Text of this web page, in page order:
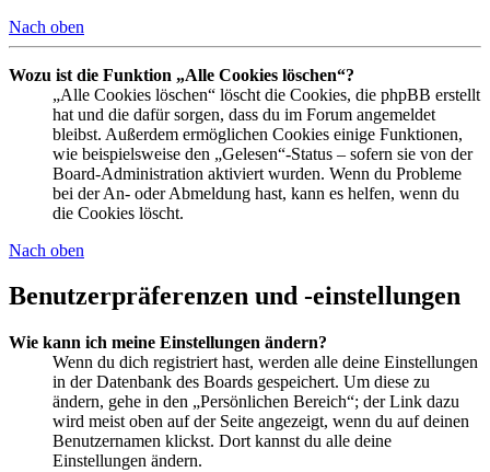
Nach oben
Wozu ist die Funktion „Alle Cookies löschen“?
„Alle Cookies löschen“ löscht die Cookies, die phpBB erstellt
hat und die dafür sorgen, dass du im Forum angemeldet
bleibst. Außerdem ermöglichen Cookies einige Funktionen,
wie beispielsweise den „Gelesen“-Status – sofern sie von der
Board-Administration aktiviert wurden. Wenn du Probleme
bei der An- oder Abmeldung hast, kann es helfen, wenn du
die Cookies löscht.
Nach oben
Benutzerpräferenzen und -einstellungen
Wie kann ich meine Einstellungen ändern?
Wenn du dich registriert hast, werden alle deine Einstellungen
in der Datenbank des Boards gespeichert. Um diese zu
ändern, gehe in den „Persönlichen Bereich“; der Link dazu
wird meist oben auf der Seite angezeigt, wenn du auf deinen
Benutzernamen klickst. Dort kannst du alle deine
Einstellungen ändern.